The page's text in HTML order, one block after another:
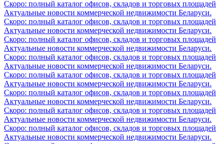
Скоро: полный каталог офисов, складов и торговых площадей
Актуальные новости коммерческой недвижимости Беларуси.
Скоро: полный каталог офисов, складов и торговых площадей
Актуальные новости коммерческой недвижимости Беларуси.
Скоро: полный каталог офисов, складов и торговых площадей
Актуальные новости коммерческой недвижимости Беларуси.
Скоро: полный каталог офисов, складов и торговых площадей
Актуальные новости коммерческой недвижимости Беларуси.
Скоро: полный каталог офисов, складов и торговых площадей
Актуальные новости коммерческой недвижимости Беларуси.
Скоро: полный каталог офисов, складов и торговых площадей
Актуальные новости коммерческой недвижимости Беларуси.
Скоро: полный каталог офисов, складов и торговых площадей
Актуальные новости коммерческой недвижимости Беларуси.
Скоро: полный каталог офисов, складов и торговых площадей
Актуальные новости коммерческой недвижимости Беларуси.